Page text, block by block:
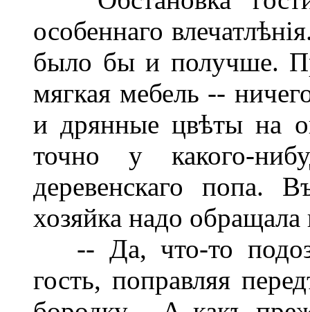
особеннаго
было бы и получше.
мягкая мебель --
и дрянные цвѣты на
точно у какого-
деревенскаго попа.
хозяйка надо обращала
-- Да, что-то
гость, поправляя